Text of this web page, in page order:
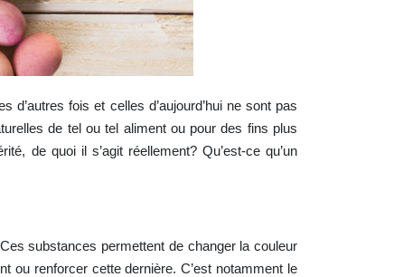
fois et celles d’aujourd’hui ne sont pas
de tel ou tel aliment ou pour des fins plus
de quoi il s’agit réellement? Qu’est-ce qu’un
substances permettent de changer la couleur
ou renforcer cette dernière. C’est notamment le